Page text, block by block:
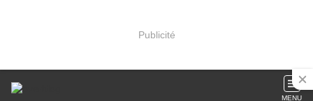
Publicité
MENU